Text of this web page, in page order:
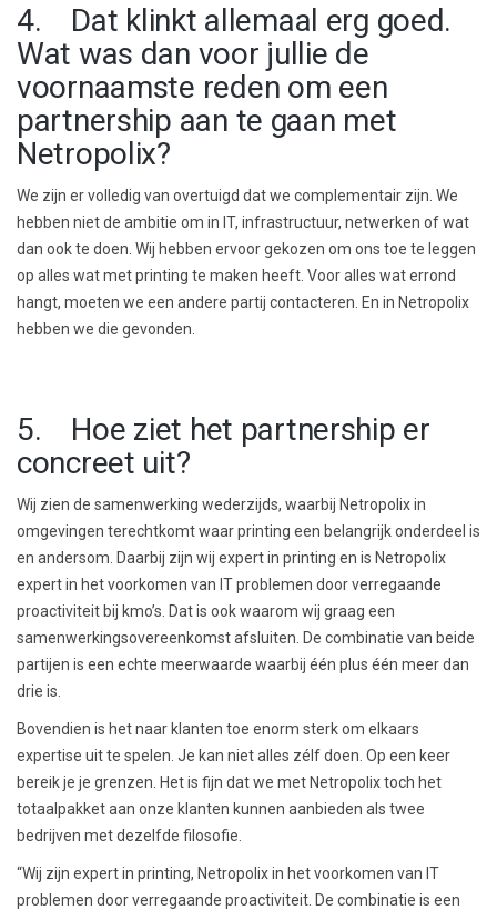
4. Dat klinkt allemaal erg goed.
Wat was dan voor jullie de
voornaamste reden om een
partnership aan te gaan met
Netropolix?
We zijn er volledig van overtuigd dat we complementair zijn. We
hebben niet de ambitie om in IT, infrastructuur, netwerken of wat
dan ook te doen. Wij hebben ervoor gekozen om ons toe te leggen
op alles wat met printing te maken heeft. Voor alles wat errond
hangt, moeten we een andere partij contacteren. En in Netropolix
hebben we die gevonden.
5. Hoe ziet het partnership er
concreet uit?
Wij zien de samenwerking wederzijds, waarbij Netropolix in
omgevingen terechtkomt waar printing een belangrijk onderdeel is
en andersom. Daarbij zijn wij expert in printing en is Netropolix
expert in het voorkomen van IT problemen door verregaande
proactiviteit bij kmo’s. Dat is ook waarom wij graag een
samenwerkingsovereenkomst afsluiten. De combinatie van beide
partijen is een echte meerwaarde waarbij één plus één meer dan
drie is.
Bovendien is het naar klanten toe enorm sterk om elkaars
expertise uit te spelen. Je kan niet alles zélf doen. Op een keer
bereik je je grenzen. Het is fijn dat we met Netropolix toch het
totaalpakket aan onze klanten kunnen aanbieden als twee
bedrijven met dezelfde filosofie.
“Wij zijn expert in printing, Netropolix in het voorkomen van IT
problemen door verregaande proactiviteit. De combinatie is een